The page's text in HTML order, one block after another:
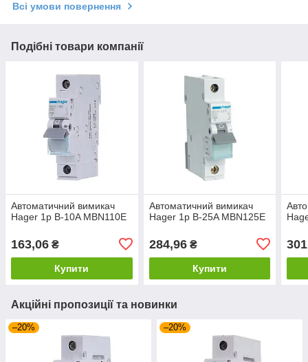
Всі умови повернення
Подібні товари компанії
Автоматичний вимикач
Hager 1p B-10A MBN110E
163,06 ₴
Купити
Автоматичний вимикач
Hager 1p B-25A MBN125E
284,96₴
Купити
Акційні пропозиції та новинки
–20% –20%